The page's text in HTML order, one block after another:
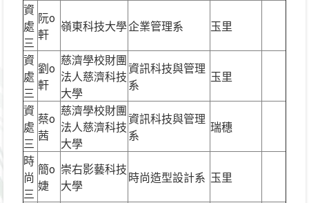
資
處
三
阮o
軒
嶺東科技大學企業管理系 玉里
資
處
三
劉o
軒
慈濟學校財團
法人慈濟科技
大學
資訊科技與管理
系
玉里
資
處
三
蔡o
茜
慈濟學校財團
法人慈濟科技
大學
資訊科技與管理
系
瑞穗
時
尚
三
簡o
婕
崇右影藝科技
大學
時尚造型設計系 玉里